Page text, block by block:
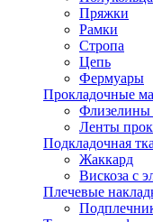
Пряжки
Рамки
Стропа
Цепь
Фермуары
Прокладочные
Флизелины
Ленты
Подкладочная
Жаккард
Вискоза с
Плечевые